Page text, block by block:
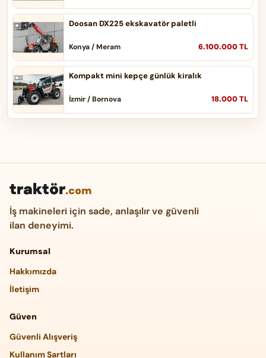
Doosan DX225 ekskavatör paletli
6.100.000 TL
Konya / Meram
Kompakt mini kepçe günlük kiralık
18.000 TL
İzmir / Bornova
traktör.com
İş makineleri için sade, anlaşılır ve güvenli
ilan deneyimi.
Kurumsal
Hakkımızda
İletişim
Güven
Güvenli Alışveriş
Kullanım Şartları